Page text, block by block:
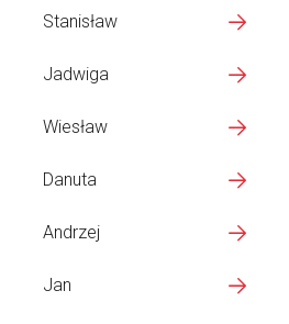
Stanisław
Jadwiga
Wiesław
Danuta
Andrzej
Jan